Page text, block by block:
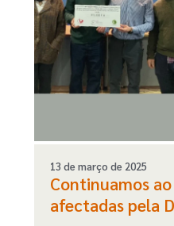
13 de março de 2025
Continuamos
afectadas pela